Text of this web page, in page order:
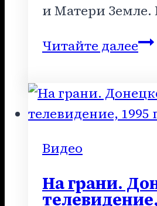
и Матери Земле.
Читайте далее
Видео
На грани.